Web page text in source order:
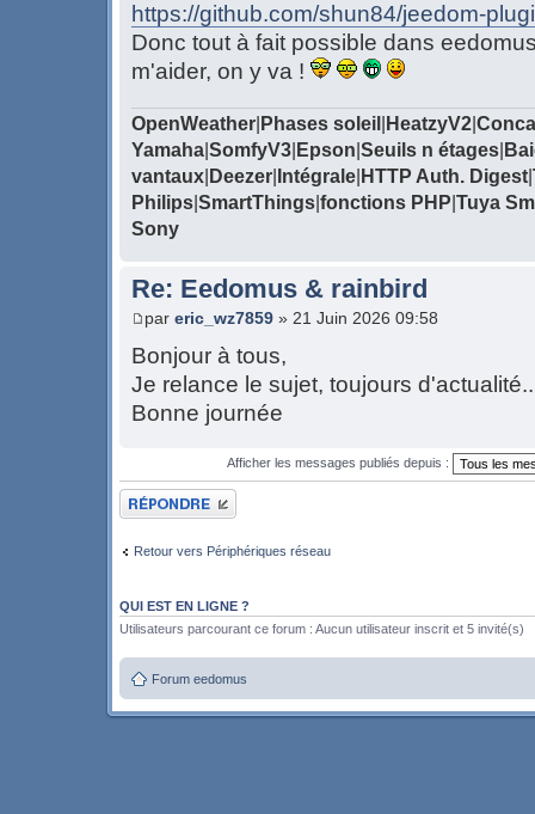
https://github.com/shun84/jeedom-
Donc tout à fait possible dans
m'aider, on y va !
OpenWeather Phases soleil HeatzyV2
Yamaha SomfyV3 Epson Seuils n étages
vantaux Deezer Intégrale HTTP Auth. Digest
Philips SmartThings fonctions PHP Tuya
Sony
Re: Eedomus & rainbird
par eric_wz7859 » 21 Juin 2026 09:58
Bonjour à tous,
Je relance le sujet, toujours
Bonne journée
Afficher les messages publiés depuis :
Publier une réponse
Retour vers Périphériques réseau
QUI EST EN LIGNE ?
Utilisateurs parcourant ce forum : Aucun utilisateur inscrit et 5 invité(s)
Forum eedomus